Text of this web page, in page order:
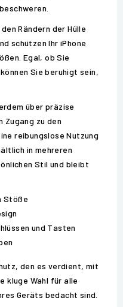
Rändern der Hülle
schützen Ihr iPhone
Egal, ob Sie
Sie beruhigt sein,
über präzise
Zugang zu den
reibungslose Nutzung
in mehreren
Stil und bleibt
Stöße
und Tasten
den es verdient, mit
kluge Wahl für alle
Geräts bedacht sind.